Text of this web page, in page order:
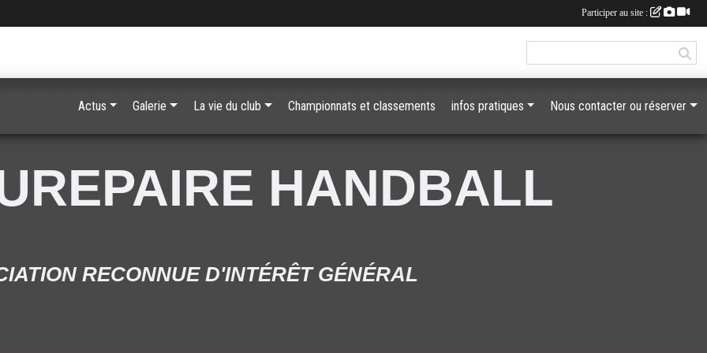
HANDBALL
RECONNUE D'INTÉRÊT GÉNÉRAL
Actus Galerie La vie du club Championnats et classements infos pratiques Nous contacter ou réserver
Participer au site :